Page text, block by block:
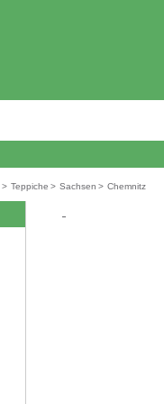
> Teppiche > Sachsen > Chemnitz